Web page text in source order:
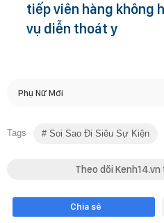
tiếp viên hàng không
vụ diễn thoát y
Phụ Nữ Mới
Tags Soi Sao Đi Siêu Sự Kiện
Theo dõi Kenh14.vn
Chia sẻ